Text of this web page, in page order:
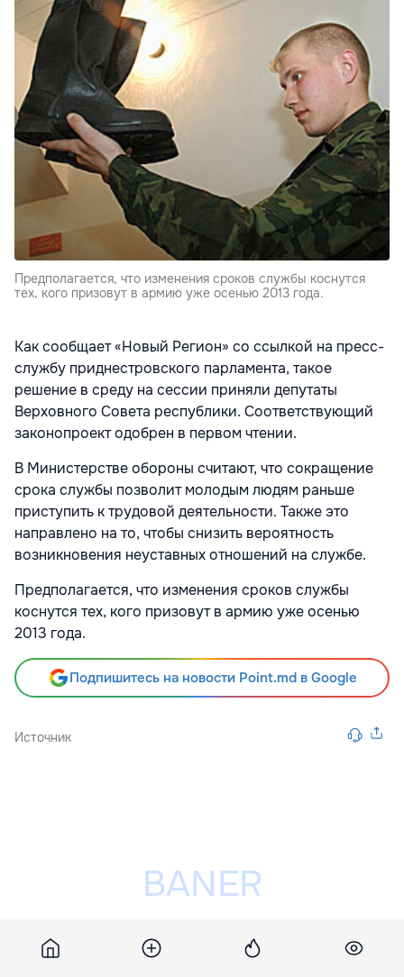
Предполагается, что изменения сроков службы коснутся
тех, кого призовут в армию уже осенью 2013 года.
Как сообщает «Новый Регион» со ссылкой на пресс-
службу приднестровского парламента, такое
решение в среду на сессии приняли депутаты
Верховного Совета республики. Соответствующий
законопроект одобрен в первом чтении.
В Министерстве обороны считают, что сокращение
срока службы позволит молодым людям раньше
приступить к трудовой деятельности. Также это
направлено на то, чтобы снизить вероятность
возникновения неуставных отношений на службе.
Предполагается, что изменения сроков службы
коснутся тех, кого призовут в армию уже осенью
2013 года.
Подпишитесь на новости Point.md в Google
Источник